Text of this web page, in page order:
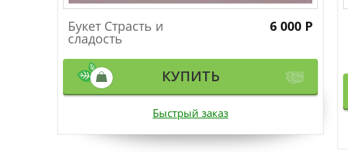
Букет Страсть и
сладость
6 000 Р
КУПИТЬ
Быстрый заказ